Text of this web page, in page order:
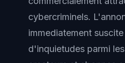
cybercriminels.
immediatement
d'inquietudes parmi